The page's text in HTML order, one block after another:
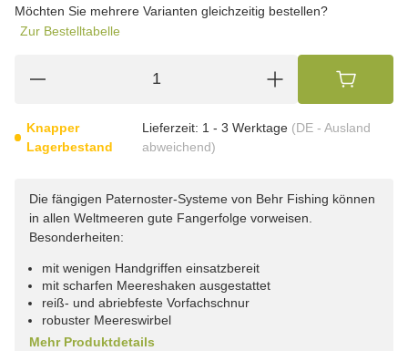
Möchten Sie mehrere Varianten gleichzeitig bestellen?
Zur Bestelltabelle
Knapper
Lagerbestand
Lieferzeit: 1 - 3 Werktage (DE - Ausland
abweichend)
Die fängigen Paternoster-Systeme von Behr Fishing können
in allen Weltmeeren gute Fangerfolge vorweisen.
Besonderheiten:
mit wenigen Handgriffen einsatzbereit
mit scharfen Meereshaken ausgestattet
reiß- und abriebfeste Vorfachschnur
robuster Meereswirbel
Mehr Produktdetails